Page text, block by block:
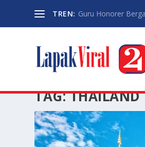
TREN: Guru Honorer
TAG:THAILAND